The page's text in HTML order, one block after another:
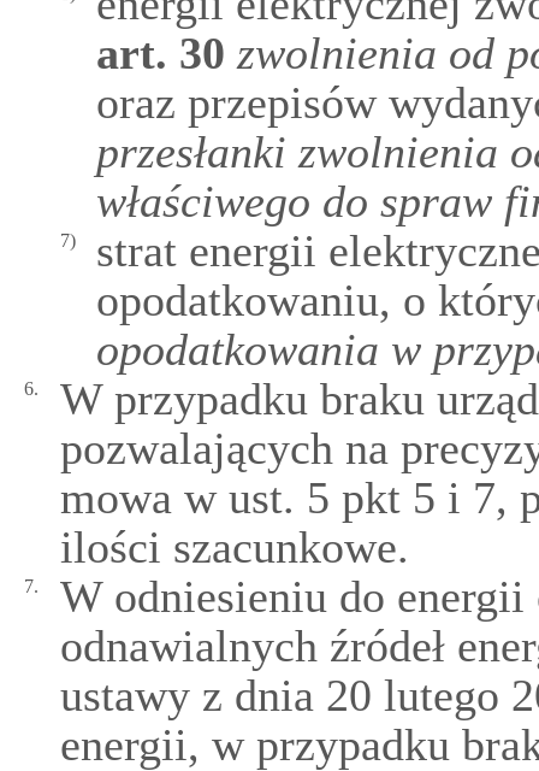
art. 30 zwolnienia od
oraz przepisów
przesłanki zwolnienia
właściwego do spraw
7)
strat energii
opodatkowaniu, o
opodatkowania w
6.
W przypadku braku
pozwalających na
mowa w ust. 5 pkt 5 i 7,
ilości szacunkowe.
7.
W odniesieniu do
odnawialnych źródeł
ustawy z dnia 20 lutego
energii, w przypadku